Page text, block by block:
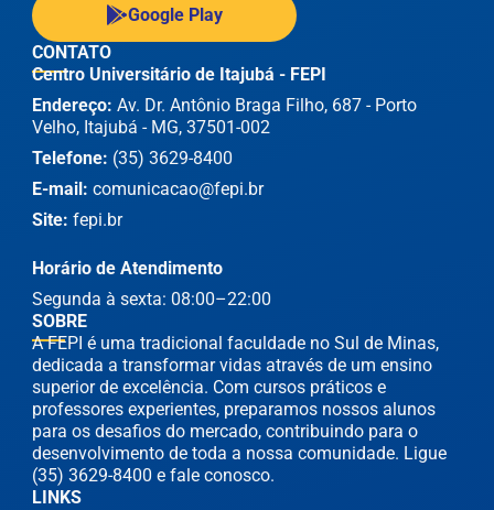
Google Play
SOBRE
A FEPI é uma tradicional faculdade no Sul de Minas,
dedicada a transformar vidas através de um ensino
superior de excelência. Com cursos práticos e
professores experientes, preparamos nossos alunos
para os desafios do mercado, contribuindo para o
desenvolvimento de toda a nossa comunidade. Ligue
(35) 3629-8400 e fale conosco.
LINKS
CONTATO
Centro Universitário de Itajubá - FEPI
Endereço: Av. Dr. Antônio Braga Filho, 687 - Porto
Velho, Itajubá - MG, 37501-002
Telefone: (35) 3629-8400
E-mail: comunicacao@fepi.br
Site: fepi.br
Horário de Atendimento
Segunda à sexta: 08:00–22:00